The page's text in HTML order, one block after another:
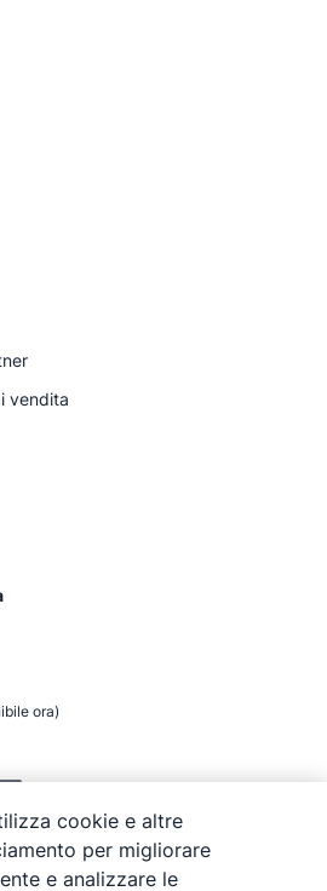
vendita
ora)
cookie e altre
per migliorare
e analizzare le